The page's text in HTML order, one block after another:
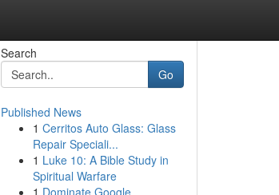
Search
Go
Published News
1 Cerritos Auto Glass: Glass
Repair Speciali...
1 Luke 10: A Bible Study in
Spiritual Warfare
1 Dominate Google